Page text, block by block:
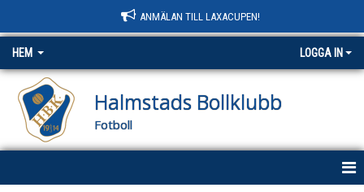
ANMÄLAN TILL LAXACUPEN!
HEM LOGGA IN
Halmstads Bollklubb
Fotboll